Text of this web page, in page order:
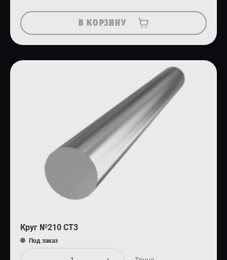
В КОРЗИНУ
Круг №210 СТ3
Под заказ